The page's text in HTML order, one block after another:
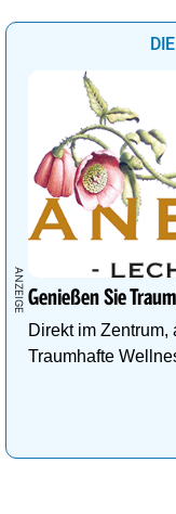
Genießen Sie
Direkt im
Traumhafte